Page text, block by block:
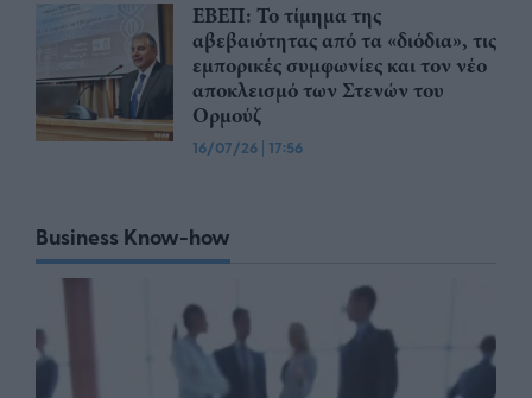
ΕΒΕΠ: Το τίμημα της
αβεβαιότητας από τα «διόδια», τις
εμπορικές συμφωνίες και τον νέο
αποκλεισμό των Στενών του
Ορμούζ
16/07/26 | 17:56
Business Know-how